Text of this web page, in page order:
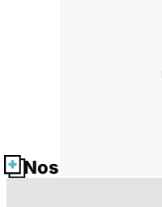
Nos fiches santé